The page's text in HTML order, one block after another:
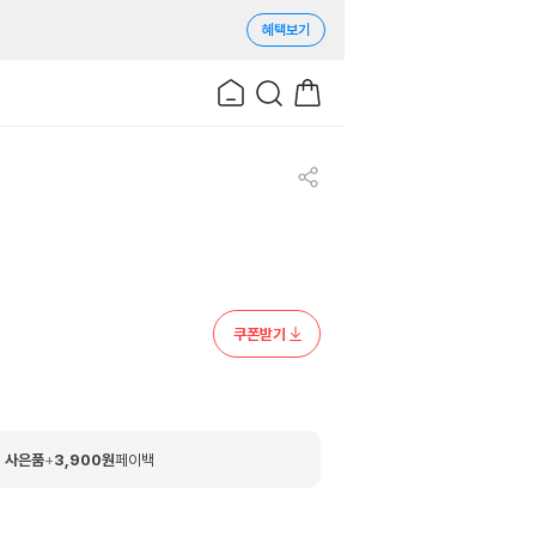
혜택보기
쿠폰받기
사은품+3,900원페이백